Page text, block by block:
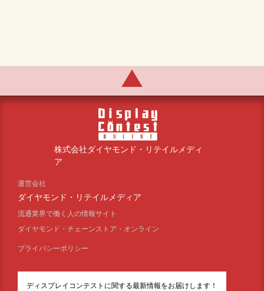
株式会社ダイヤモンド・リテイルメディ
ア
運営会社
ダイヤモンド・リテイルメディア
流通業界で働く人の情報サイト
ダイヤモンド・チェーンストア・オンライン
プライバシーポリシー
ディスプレイコンテストに関する最新情報をお届けします！